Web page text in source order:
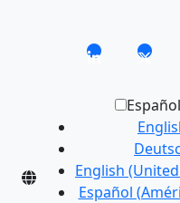
Español
English
Español